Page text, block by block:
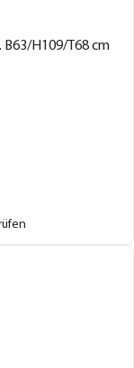
B63/H109/T68 cm